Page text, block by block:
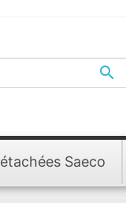

Saeco